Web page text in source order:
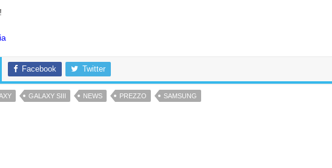
Facebook Twitter
GALAXY SIII NEWS PREZZO SAMSUNG